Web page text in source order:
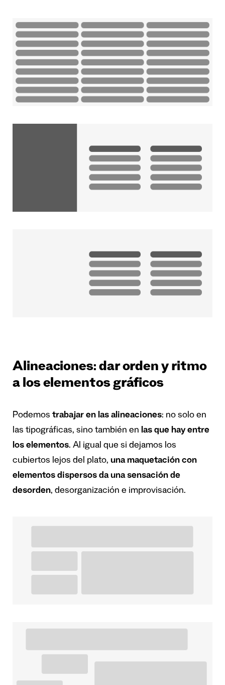
Alineaciones: dar orden y ritmo
a los elementos gráficos
Podemos trabajar en las alineaciones: no solo en
las tipográficas, sino también en las que hay entre
los elementos. Al igual que si dejamos los
cubiertos lejos del plato, una maquetación con
elementos dispersos da una sensación de
desorden, desorganización e improvisación.